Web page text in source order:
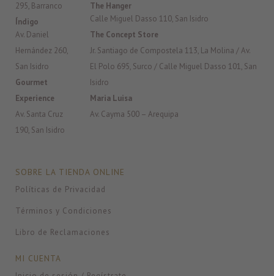
295, Barranco
Índigo
Av. Daniel
Hernández 260,
San Isidro
Gourmet
Experience
Av. Santa Cruz
190, San Isidro
The Hanger
Calle Miguel Dasso 110, San Isidro
The Concept Store
Jr. Santiago de Compostela 113, La Molina / Av.
El Polo 695, Surco / Calle Miguel Dasso 101, San
Isidro
Maria Luisa
Av. Cayma 500 – Arequipa
SOBRE LA TIENDA ONLINE
Políticas de Privacidad
Términos y Condiciones
Libro de Reclamaciones
MI CUENTA